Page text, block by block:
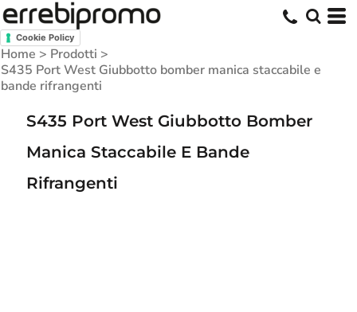
Cookie Policy
Home > Prodotti >
S435 Port West Giubbotto bomber manica staccabile e
bande rifrangenti
S435 Port West Giubbotto Bomber
Manica Staccabile E Bande
Rifrangenti